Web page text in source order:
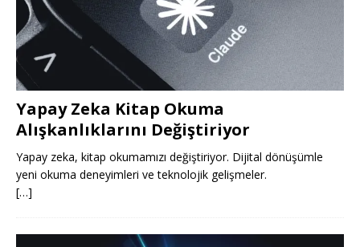
Yapay Zeka Kitap Okuma
Alışkanlıklarını Değiştiriyor
Yapay zeka, kitap okumamızı değiştiriyor. Dijital dönüşümle
yeni okuma deneyimleri ve teknolojik gelişmeler.
[…]